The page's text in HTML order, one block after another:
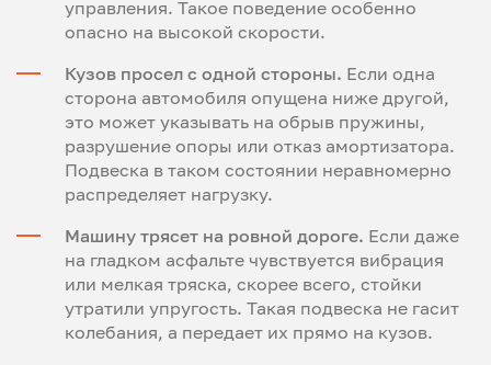
управления. Такое поведение особенно
опасно на высокой скорости.
Кузов просел с одной стороны. Если одна
сторона автомобиля опущена ниже другой,
это может указывать на обрыв пружины,
разрушение опоры или отказ амортизатора.
Подвеска в таком состоянии неравномерно
распределяет нагрузку.
Машину трясет на ровной дороге. Если даже
на гладком асфальте чувствуется вибрация
или мелкая тряска, скорее всего, стойки
утратили упругость. Такая подвеска не гасит
колебания, а передает их прямо на кузов.